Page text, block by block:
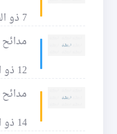
7 ذو القعدة 1437 للهجرة
مدائح
12 ذو القعدة 1437 للهجرة
مدائح
14 ذو القعدة 1437 للهجرة